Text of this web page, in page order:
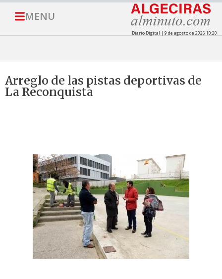
MENU
Diario Digital | 9 de agosto de 2026 10:20
Arreglo de las pistas deportivas de
La Reconquista